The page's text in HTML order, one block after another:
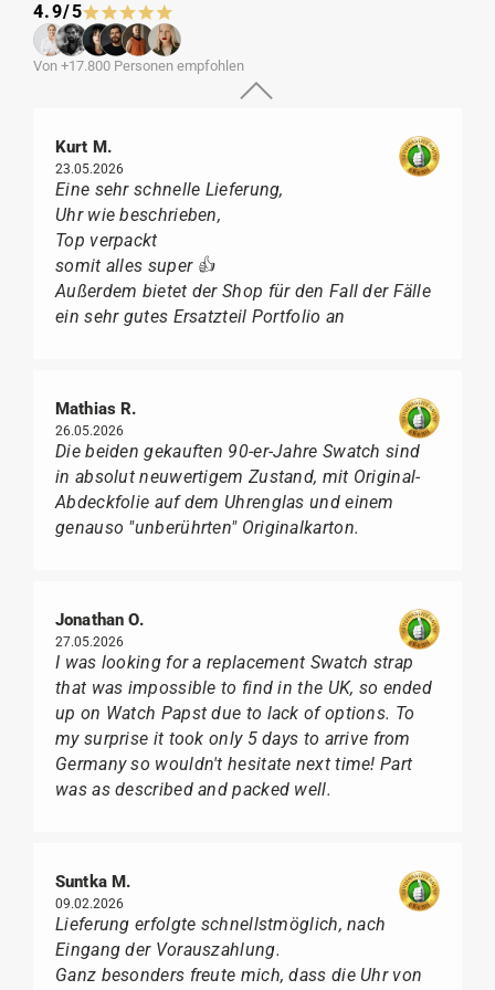
4.9/5
Von +17.800 Personen empfohlen
Kurt M.
23.05.2026
Eine sehr schnelle Lieferung,
Uhr wie beschrieben,
Top verpackt
somit alles super 👍
Außerdem bietet der Shop für den Fall der Fälle
ein sehr gutes Ersatzteil Portfolio an
Mathias R.
26.05.2026
Die beiden gekauften 90-er-Jahre Swatch sind
in absolut neuwertigem Zustand, mit Original-
Abdeckfolie auf dem Uhrenglas und einem
genauso "unberührten" Originalkarton.
Jonathan O.
27.05.2026
I was looking for a replacement Swatch strap
that was impossible to find in the UK, so ended
up on Watch Papst due to lack of options. To
my surprise it took only 5 days to arrive from
Germany so wouldn't hesitate next time! Part
was as described and packed well.
Suntka M.
09.02.2026
Lieferung erfolgte schnellstmöglich, nach
Eingang der Vorauszahlung.
Ganz besonders freute mich, dass die Uhr von